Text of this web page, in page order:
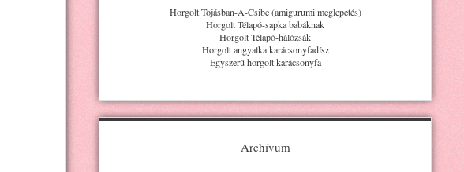
Horgolt Tojásban-A-Csibe (amigurumi meglepetés)
Horgolt Télapó-sapka babáknak
Horgolt Télapó-hálózsák
Horgolt angyalka karácsonyfadísz
Egyszerű horgolt karácsonyfa
Archívum